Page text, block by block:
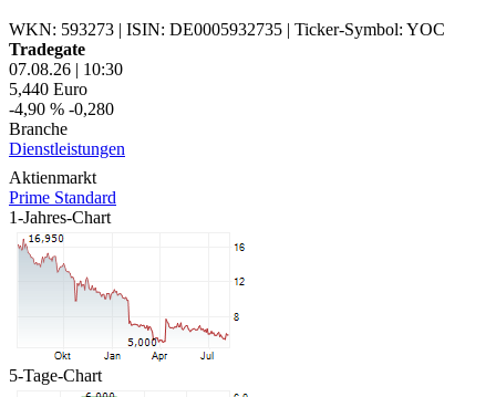
WKN: 593273 | ISIN: DE0005932735 | Ticker-Symbol: YOC
Tradegate
07.08.26 | 10:30
5,440 Euro
-4,90 % -0,280
Branche
Dienstleistungen
Aktienmarkt
Prime Standard
1-Jahres-Chart
5-Tage-Chart